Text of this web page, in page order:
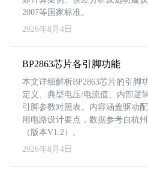
2007等国家标准。
2026年8月4日
BP2863芯片各引脚功能
本文详细解析BP2863芯片的引脚
定义、典型电压/电流值、内部逻
引脚参数对照表。内容涵盖驱动
用电路设计要点，数据参考自杭
（版本V1.2）。
2026年8月4日